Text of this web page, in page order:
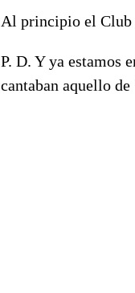
Al principio el Club
P. D. Y ya estamos
cantaban aquello